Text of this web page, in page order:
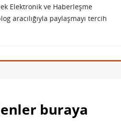
Elektronik ve Haberleşme
aracılığıyla paylaşmayı tercih
buraya